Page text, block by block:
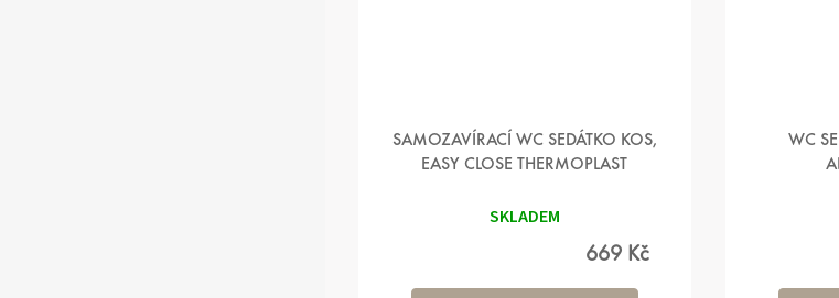
SAMOZAVÍRACÍ WC SEDÁTKO KOS,
EASY CLOSE THERMOPLAST
SKLADEM
669 Kč
WC